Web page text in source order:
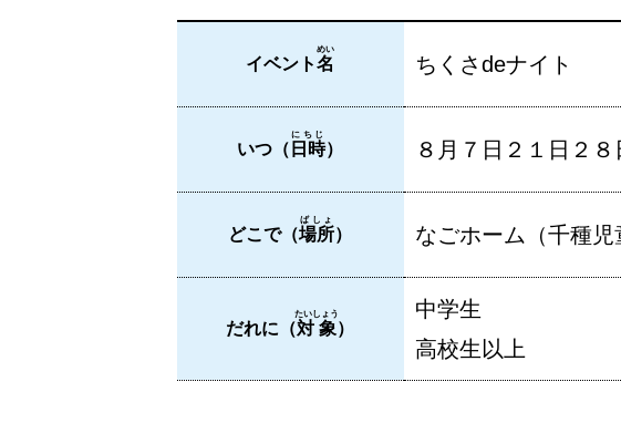
イベント名
めい
ちくさdeナイト
いつ（ 日時
にちじ
） ８月７日２１日２
どこで（場所
ばしょ
） なごホーム（千種
だれに（対象
たいしょう
）
中学生
高校生以上